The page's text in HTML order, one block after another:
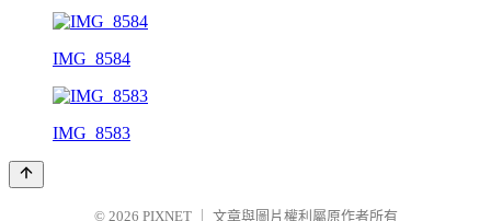
IMG_8584
IMG_8583
© 2026 PIXNET 文章與圖片權利屬原作者所有